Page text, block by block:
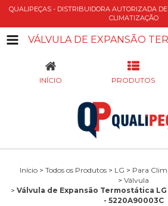
QUALIPEÇAS - DISTRIBUIDORA AUTORIZADA
CLIMATIZAÇÃO
INÍCIO PRODUTOS
Início > Todos os Produtos > LG > Para
> Válvula
> Válvula de Expansão Termostática
- 5220A90003C